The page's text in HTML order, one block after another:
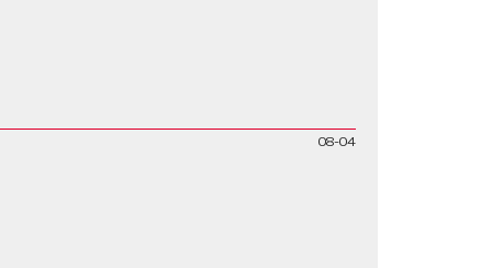
08-04